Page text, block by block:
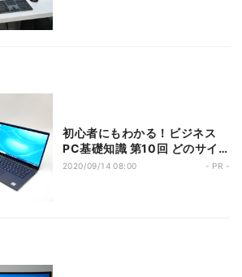
初心者にもわかる！ビジネス
PC基礎知識 第10回 どのサイ
ズが目的にピッタリ?Latitude
2020/09/14 08:00 - PR -